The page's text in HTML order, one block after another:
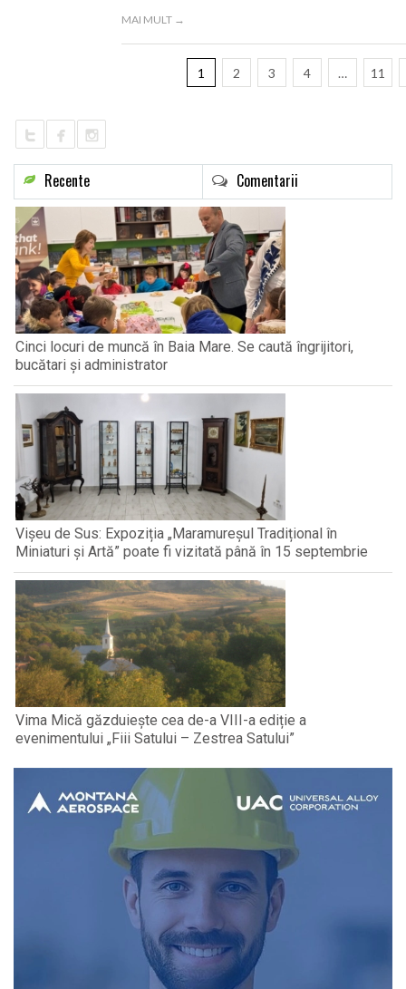
MAI MULT →
1 2 3 4 … 11
Recente Comentarii
Cinci locuri de muncă în Baia Mare. Se caută îngrijitori,
bucătari și administrator
Vișeu de Sus: Expoziția „Maramureșul Tradițional în
Miniaturi și Artă” poate fi vizitată până în 15 septembrie
Vima Mică găzduiește cea de-a VIII-a ediție a
evenimentului „Fiii Satului – Zestrea Satului”